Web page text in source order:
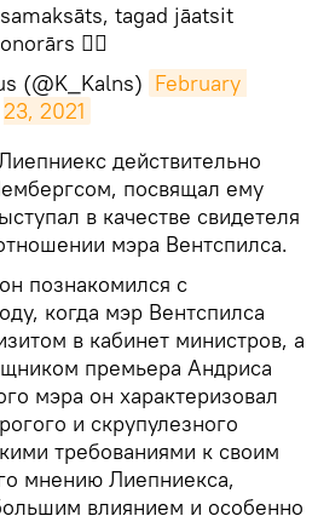
tagad jāatsit
👍🏻
(@K_Kalns) February
23, 2021
действительно
посвящал ему
в качестве свидетеля
мэра Вентспилса.
познакомился с
когда мэр Вентспилса
в кабинет министров, а
премьера Андриса
мэра он характеризовал
и скрупулезного
требованиями к своим
мнению Лиепниекса,
влиянием и особенно